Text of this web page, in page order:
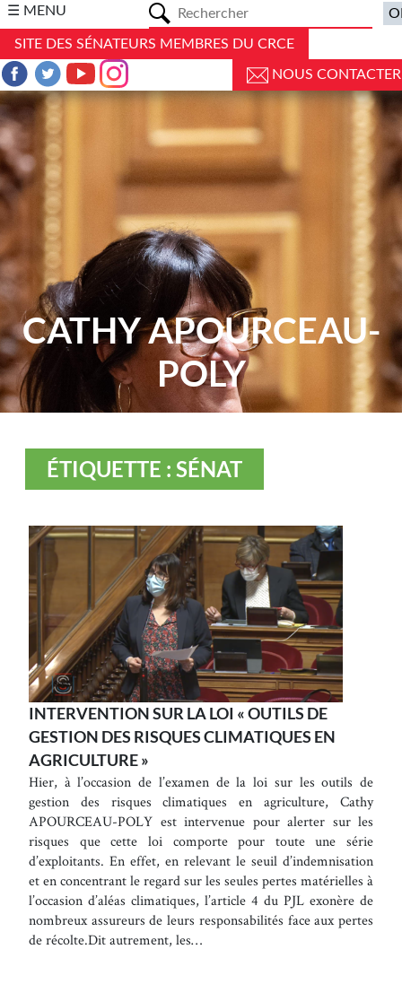
☰ MENU
SITE DES SÉNATEURS MEMBRES DU CRCE
NOUS CONTACTER
CATHY APOURCEAU-
POLY
ÉTIQUETTE : SÉNAT
INTERVENTION SUR LA LOI « OUTILS DE
GESTION DES RISQUES CLIMATIQUES EN
AGRICULTURE »
Hier, à l’occasion de l’examen de la loi sur les outils de
gestion des risques climatiques en agriculture, Cathy
APOURCEAU-POLY est intervenue pour alerter sur les
risques que cette loi comporte pour toute une série
d’exploitants. En effet, en relevant le seuil d’indemnisation
et en concentrant le regard sur les seules pertes matérielles à
l’occasion d’aléas climatiques, l’article 4 du PJL exonère de
nombreux assureurs de leurs responsabilités face aux pertes
de récolte.Dit autrement, les…